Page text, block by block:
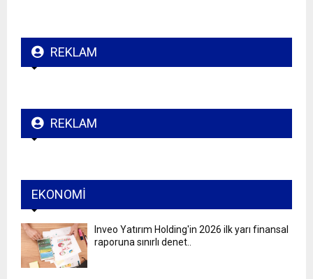
REKLAM
REKLAM
EKONOMI
Inveo Yatırım Holding'in 2026 ilk yarı finansal
raporuna sınırlı denet..